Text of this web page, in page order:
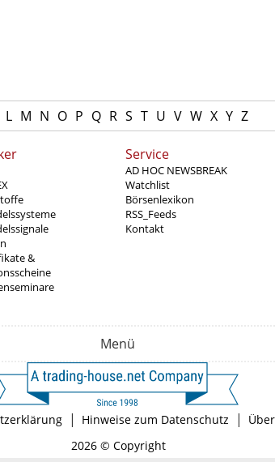
L M N O P Q R S T U V W X Y Z
&
Service
AD HOC NEWSBREAK
Watchlist
Börsenlexikon
RSS_Feeds
Kontakt
Menü
| Hinweise zum Datenschutz |
2026 © Copyright